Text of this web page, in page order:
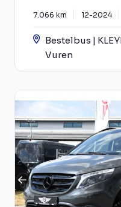
7.066 km 12-2024
Bestelbus |
Vuren